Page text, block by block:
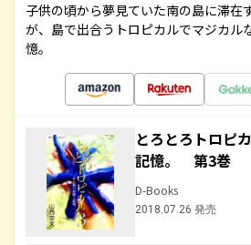
子供の頃から夢見ていた南の島に滞在
が、島で出合うトロピカルでマジカル
憶。
とろとろトロピ
記憶。 第3巻
D-Books
2018.07.26 発売